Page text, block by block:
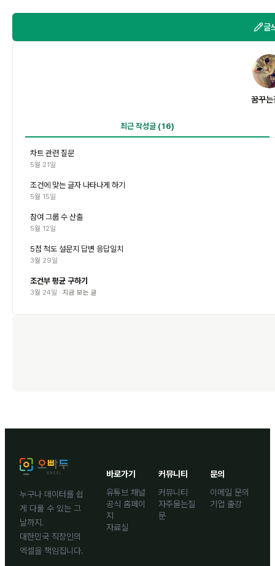
글
꿈
꿈꾸는
최근 작성글 (16)
차트 관련 질문
5월 21일
조건에 맞는 글자 나타나게 하기
5월 15일
참여 그룹 수 산출
5월 12일
5점 척도 설문지 답변 응답일치
3월 29일
조건부 평균 구하기
3월 24일 · 지금 보는 글
누구나 데이터를 쉽
게 다룰 수 있는 그
날까지.
대한민국 직장인의
엑셀을 책임집니다.
바로가기
유튜브 채널
공식 홈페이
지
자료실
커뮤니티
커뮤니티
자주묻는질
문
문의
이메일 문의
기업 출강